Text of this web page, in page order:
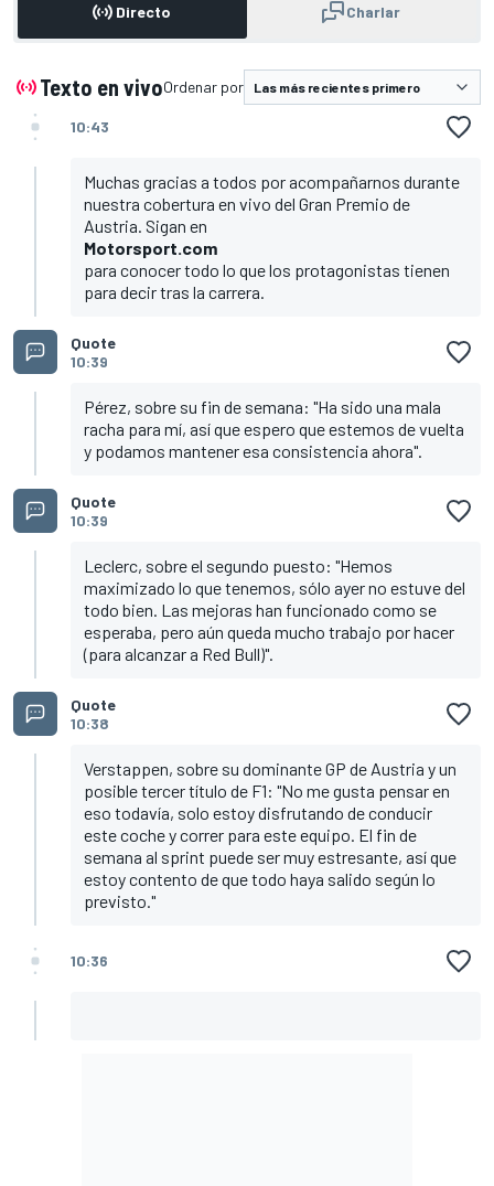
Directo Charlar
Texto en vivoOrdenar por
10:43
Muchas gracias a todos por acompañarnos durante
nuestra cobertura en vivo del Gran Premio de
Austria. Sigan en
Motorsport.com
para conocer todo lo que los protagonistas tienen
para decir tras la carrera.
Quote
10:39
Pérez, sobre su fin de semana: "Ha sido una mala
racha para mí, así que espero que estemos de vuelta
y podamos mantener esa consistencia ahora".
Quote
10:39
Leclerc, sobre el segundo puesto: "Hemos
maximizado lo que tenemos, sólo ayer no estuve del
todo bien. Las mejoras han funcionado como se
esperaba, pero aún queda mucho trabajo por hacer
(para alcanzar a Red Bull)".
Quote
10:38
Verstappen, sobre su dominante GP de Austria y un
posible tercer título de F1: "No me gusta pensar en
eso todavía, solo estoy disfrutando de conducir
este coche y correr para este equipo. El fin de
semana al sprint puede ser muy estresante, así que
estoy contento de que todo haya salido según lo
previsto."
10:36